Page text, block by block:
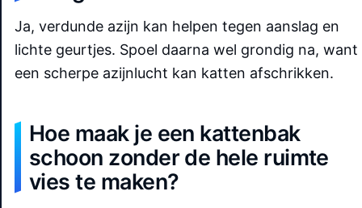
Ja, verdunde azijn kan helpen tegen aanslag en
lichte geurtjes. Spoel daarna wel grondig na, want
een scherpe azijnlucht kan katten afschrikken.
Hoe maak je een kattenbak
schoon zonder de hele ruimte
vies te maken?